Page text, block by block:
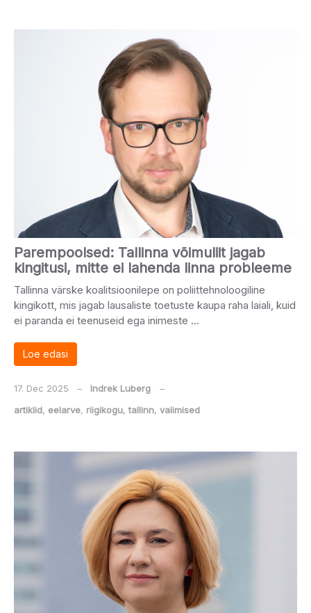
Parempoolsed: Tallinna võimuliit jagab
kingitusi, mitte ei lahenda linna probleeme
Tallinna värske koalitsioonilepe on poliittehnoloogiline
kingikott, mis jagab lausaliste toetuste kaupa raha laiali, kuid
ei paranda ei teenuseid ega inimeste …
Loe edasi
17. Dec 2025 ‒ Indrek Luberg
‒
artiklid, eelarve, riigikogu, tallinn, valimised